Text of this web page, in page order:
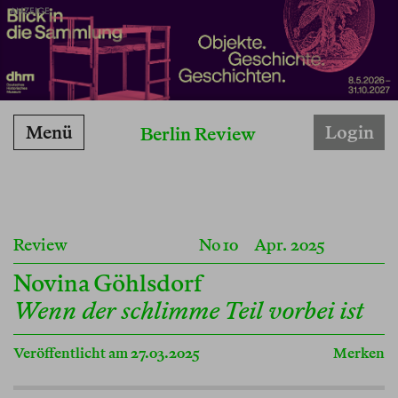
ANZEIGE
Berlin Review
Menü Login
Review No 10 Apr. 2025
Novina Göhlsdorf
Wenn der schlimme Teil vorbei ist
Veröffentlicht am 27.03.2025 Merken